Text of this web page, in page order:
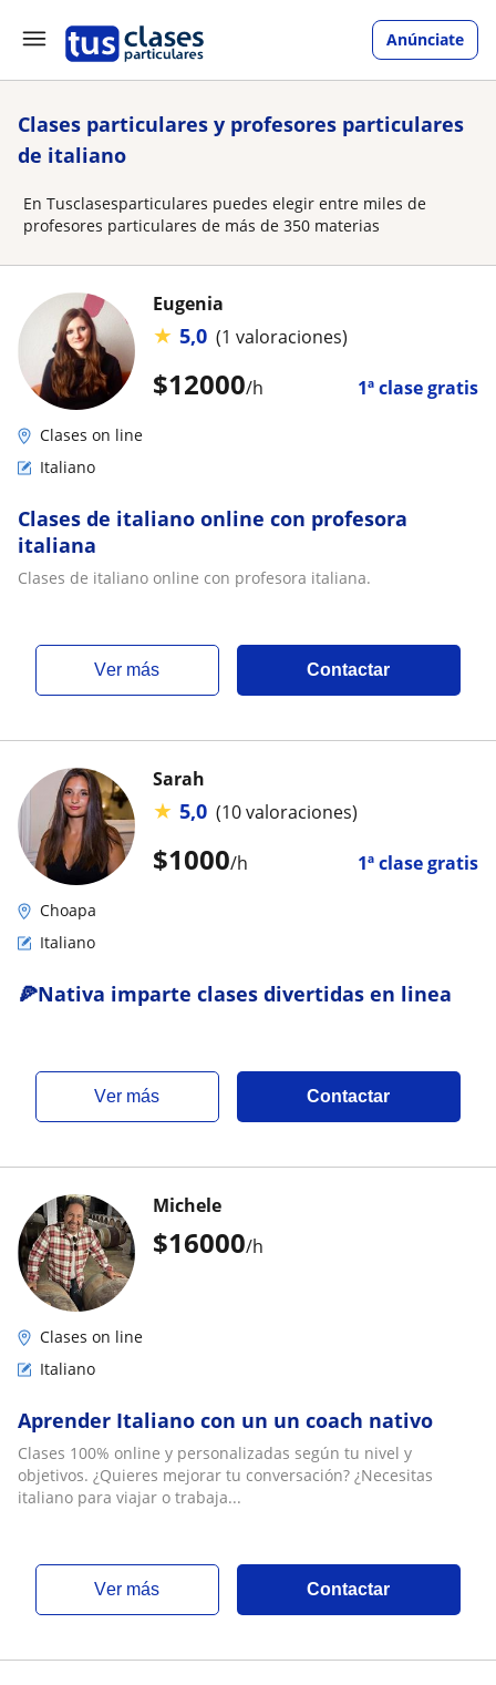
Anúnciate
Clases particulares y profesores particulares
de italiano
En Tusclasesparticulares puedes elegir entre miles de
profesores particulares de más de 350 materias
$12000/h 1ª clase gratis
Eugenia
★ 5,0 (1 valoraciones)
Clases on line
Italiano
Clases de italiano online con profesora
italiana
Clases de italiano online con profesora italiana.
ver más Contactar
$1000/h 1ª clase gratis
Sarah
★ 5,0 (10 valoraciones)
Choapa
Italiano
🍕Nativa imparte clases divertidas en linea
ver más Contactar
$16000/h
Michele
Clases on line
Italiano
Aprender Italiano con un un coach nativo
Clases 100% online y personalizadas según tu nivel y
objetivos. ¿Quieres mejorar tu conversación? ¿Necesitas
italiano para viajar o trabaja...
ver más Contactar